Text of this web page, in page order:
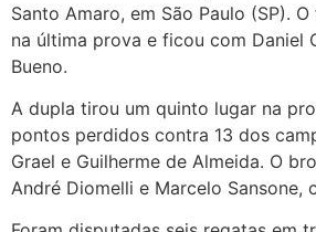
Santo Amaro, em São Paulo (SP).
na última prova e ficou com Daniel
Bueno.
A dupla tirou um quinto lugar na
pontos perdidos contra 13 dos
Grael e Guilherme de Almeida. O
André Diomelli e Marcelo Sansone,